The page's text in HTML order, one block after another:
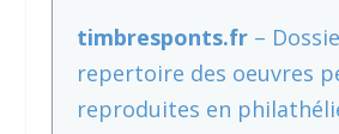
timbresponts.fr –
repertoire des oeuvres
reproduites en